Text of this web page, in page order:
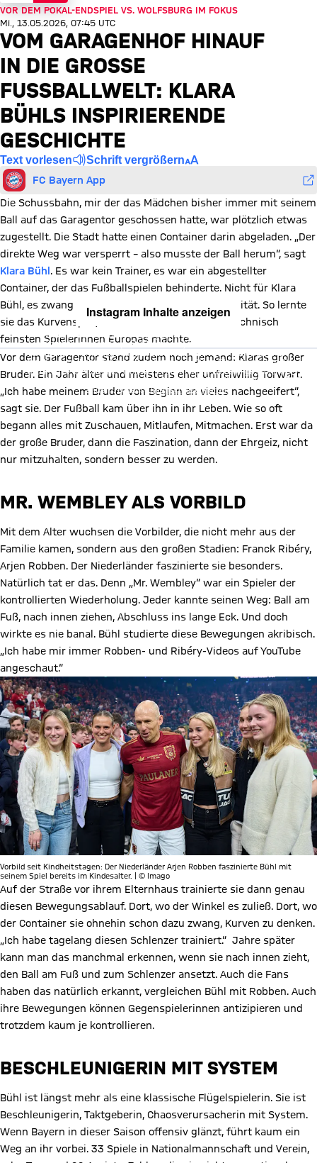
VOR DEM POKAL-ENDSPIEL VS. WOLFSBURG IM FOKUS
Mi., 13.05.2026, 07:45 UTC
VOM GARAGENHOF HINAUF
IN DIE GROSSE F
USSBALLWELT: KLARA BÜ
HLS INSPIRIERENDE GE
SCHICHTE
Text vorlesen Schrift vergrößern
FC Bayern App
Die Schussbahn, mir der das Mädchen bisher immer mit seinem
Ball auf das Garagentor geschossen hatte, war plötzlich etwas
zugestellt. Die Stadt hatte einen Container darin abgeladen. „Der
direkte Weg war versperrt – also musste der Ball herum“, sagt
Klara Bühl . Es war kein Trainer, es war ein abgestellter
Container, der das Fußballspielen behinderte. Nicht für Klara
Bühl, es zwang nur zur Improvisation, zur Kreativität. So lernte
sie das Kurvenspiel, das sie heute zu einer der technisch
feinsten Spielerinnen Europas machte.
Instagram Inhalte anzeigen
Mit Klick auf den Button ermöglichen Sie es diesem sozialen
Netzwerk, Ihre Daten (z. B. IP-Adresse) mit Hilfe von Cookies zu
verarbeiten. Vorher kann das soziale Netzwerk keine Daten über Sie
erheben, um Ihnen die Inhalte anzuzeigen. Diese Einstellung wird für
alle Inhalte des sozialen Netzwerks auf unserer Website gespeichert
und Sie können dies jederzeit in der Cookie-Einwilligungslösung
ändern. Details: Datenschutzerklärung
Vor dem Garagentor stand zudem noch jemand: Klaras großer
Bruder. Ein Jahr älter und meistens eher unfreiwillig Torwart.
„Ich habe meinem Bruder von Beginn an vieles nachgeeifert“,
sagt sie. Der Fußball kam über ihn in ihr Leben. Wie so oft
begann alles mit Zuschauen, Mitlaufen, Mitmachen. Erst war da
der große Bruder, dann die Faszination, dann der Ehrgeiz, nicht
nur mitzuhalten, sondern besser zu werden.
MR. WEMBLEY ALS VORBILD
Mit dem Alter wuchsen die Vorbilder, die nicht mehr aus der
Familie kamen, sondern aus den großen Stadien: Franck Ribéry,
Arjen Robben. Der Niederländer faszinierte sie besonders.
Natürlich tat er das. Denn „Mr. Wembley“ war ein Spieler der
kontrollierten Wiederholung. Jeder kannte seinen Weg: Ball am
Fuß, nach innen ziehen, Abschluss ins lange Eck. Und doch
wirkte es nie banal. Bühl studierte diese Bewegungen akribisch.
„Ich habe mir immer Robben- und Ribéry-Videos auf YouTube
angeschaut.“
Vorbild seit Kindheitstagen: Der Niederländer Arjen Robben faszinierte Bühl mit
seinem Spiel bereits im Kindesalter. | © Imago
Auf der Straße vor ihrem Elternhaus trainierte sie dann genau
diesen Bewegungsablauf. Dort, wo der Winkel es zuließ. Dort, wo
der Container sie ohnehin schon dazu zwang, Kurven zu denken.
„Ich habe tagelang diesen Schlenzer trainiert.“ Jahre später
kann man das manchmal erkennen, wenn sie nach innen zieht,
den Ball am Fuß und zum Schlenzer ansetzt. Auch die Fans
haben das natürlich erkannt, vergleichen Bühl mit Robben. Auch
ihre Bewegungen können Gegenspielerinnen antizipieren und
trotzdem kaum je kontrollieren.
BESCHLEUNIGERIN MIT SYSTEM
Bühl ist längst mehr als eine klassische Flügelspielerin. Sie ist
Beschleunigerin, Taktgeberin, Chaosverursacherin mit System.
Wenn Bayern in dieser Saison offensiv glänzt, führt kaum ein
Weg an ihr vorbei. 33 Spiele in Nationalmannschaft und Verein,